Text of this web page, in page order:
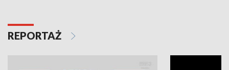
REPORTAŻ